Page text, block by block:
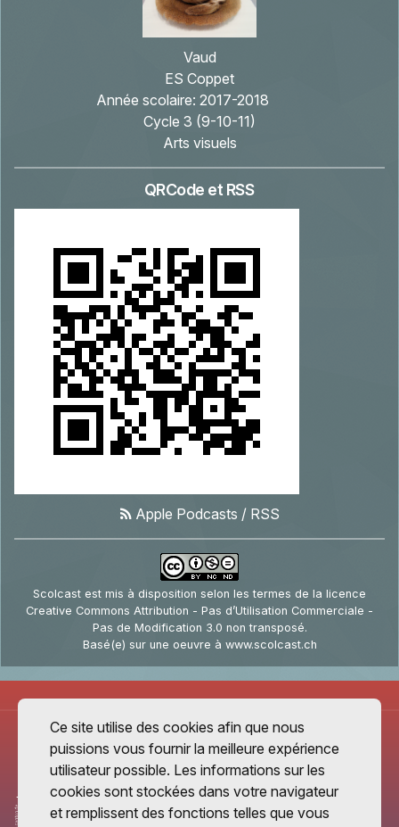
Vaud
ES Coppet
Année scolaire: 2017-2018
Cycle 3 (9-10-11)
Arts visuels
QRCode et RSS
Apple Podcasts / RSS
Scolcast est mis à disposition selon les termes de la licence
Creative Commons Attribution - Pas d’Utilisation Commerciale -
Pas de Modification 3.0 non transposé.
Basé(e) sur une oeuvre à www.scolcast.ch
Ce site utilise des cookies afin que nous
puissions vous fournir la meilleure expérience
utilisateur possible. Les informations sur les
cookies sont stockées dans votre navigateur
et remplissent des fonctions telles que vous